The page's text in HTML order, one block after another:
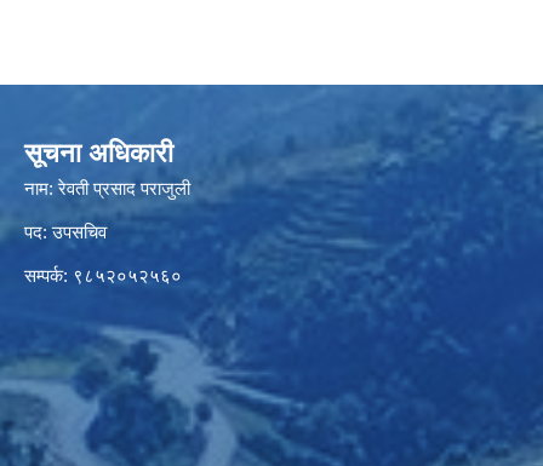
सूचना अधिकारी
नाम: रेवती प्रसाद पराजुली
पद: उपसचिव
सम्पर्क: ९८५२०५२५६०